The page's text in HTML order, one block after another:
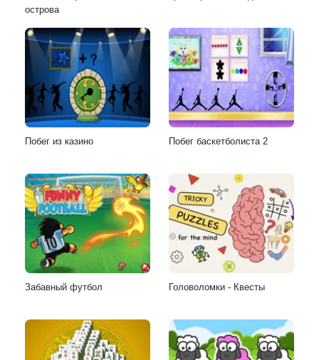
острова
Побег из казино Побег баскетболиста 2
Забавный футбол Головоломки - Квесты